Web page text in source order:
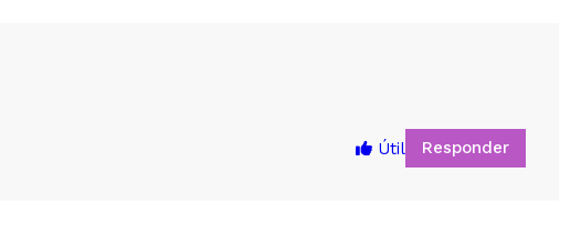
Útil Responder